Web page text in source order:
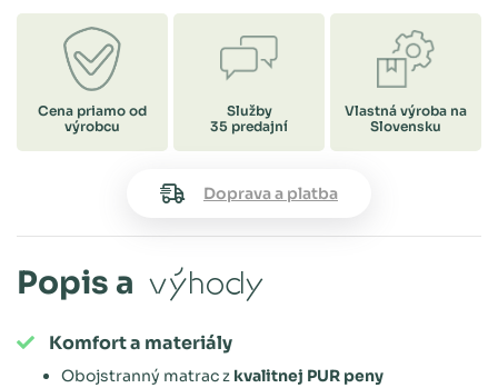
Cena priamo od
výrobcu
Služby
35 predajní
Vlastná výroba na
Slovensku
Doprava a platba
Popis a výhody
Komfort a materiály
Obojstranný matrac z kvalitnej PUR peny